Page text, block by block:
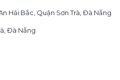
Hải Bắc, Quận Sơn Trà, Đà Nẵng
Đà Nẵng